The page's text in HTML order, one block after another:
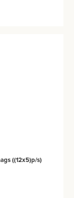
((12x5)p/s)